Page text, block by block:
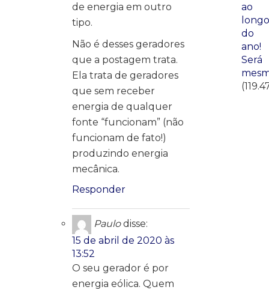
de energia em outro
tipo.
Não é desses geradores
que a postagem trata.
Ela trata de geradores
que sem receber
energia de qualquer
fonte “funcionam” (não
funcionam de fato!)
produzindo energia
mecânica.
Responder
Paulo disse:
15 de abril de 2020 às
13:52
O seu gerador é por
energia eólica. Quem
ao
longo
do
ano!
Será